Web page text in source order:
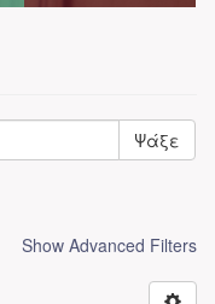
Ψάξε
Show Advanced Filters